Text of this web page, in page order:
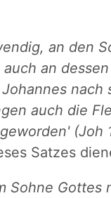
an den
auch an
nach
auch die
(Joh
Satzes
Sohne